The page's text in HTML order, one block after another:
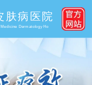
肤病医院
Dermatology Ho